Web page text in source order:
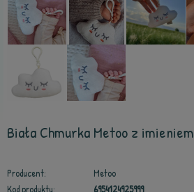
Biała Chmurka Metoo z imieniem
Producent:
Metoo
Kod produktu:
6954124925999